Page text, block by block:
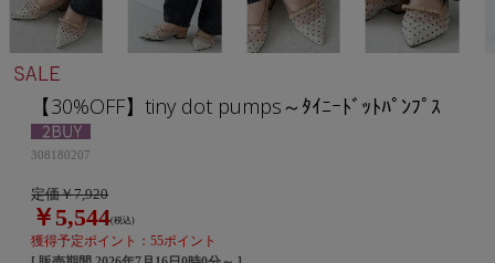
【30%OFF】tiny dot pumps～ﾀｲﾆｰﾄﾞｯﾄﾊﾟﾝﾌﾟｽ
308180207
定価￥7,920
￥5,544(税込)
獲得予定ポイント：55ポイント